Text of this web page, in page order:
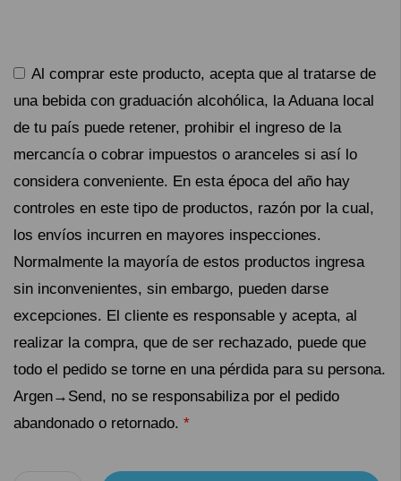
Al comprar este producto, acepta que al tratarse de
una bebida con graduación alcohólica, la Aduana local
de tu país puede retener, prohibir el ingreso de la
mercancía o cobrar impuestos o aranceles si así lo
considera conveniente. En esta época del año hay
controles en este tipo de productos, razón por la cual,
los envíos incurren en mayores inspecciones.
Normalmente la mayoría de estos productos ingresa
sin inconvenientes, sin embargo, pueden darse
excepciones. El cliente es responsable y acepta, al
realizar la compra, que de ser rechazado, puede que
todo el pedido se torne en una pérdida para su persona.
Argen→Send, no se responsabiliza por el pedido
abandonado o retornado. *